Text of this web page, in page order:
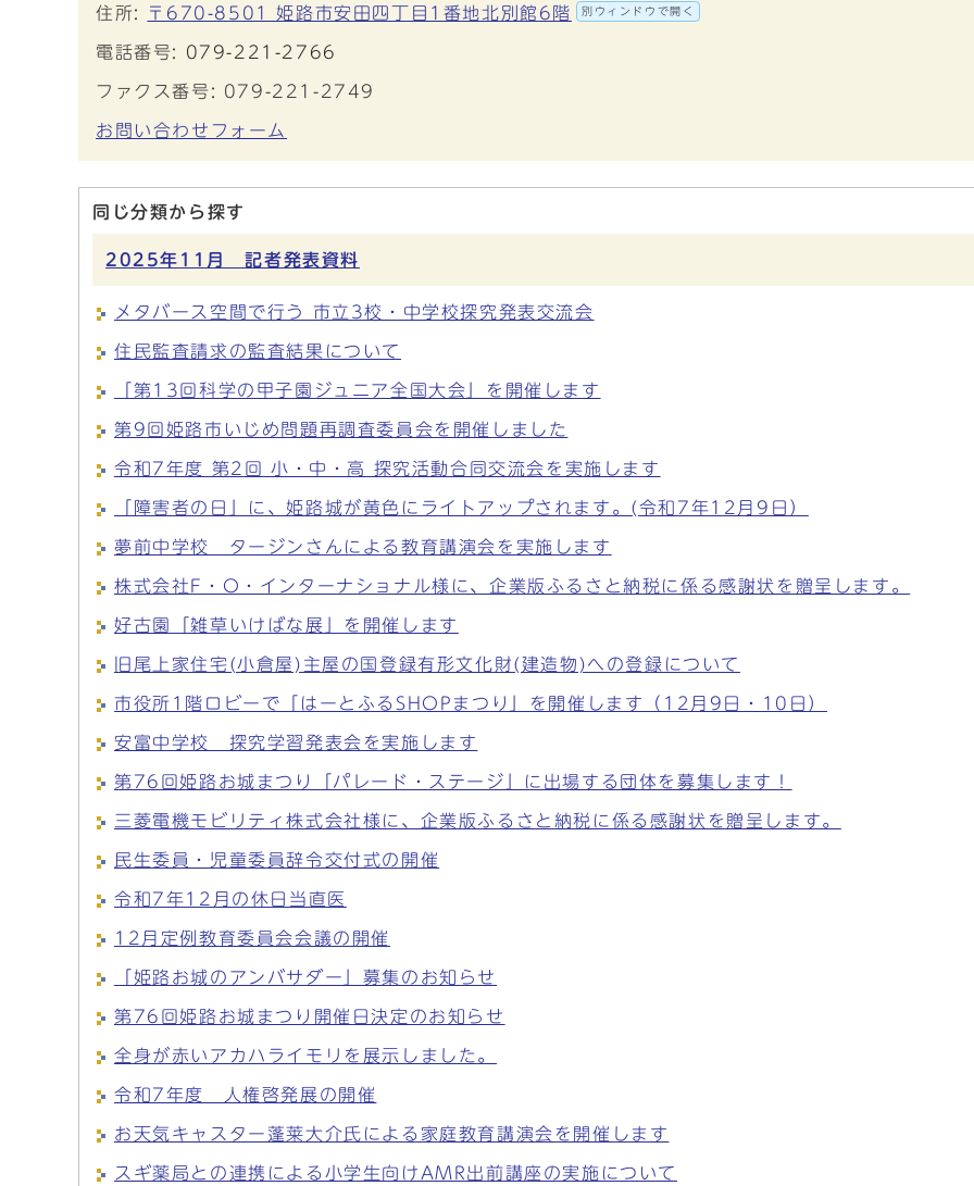
住所: 〒670-8501 姫路市安田四丁目1番地北別館6階 別ウィンドウで開く
電話番号: 079-221-2766
ファクス番号: 079-221-2749
お問い合わせフォーム
同じ分類から探す
2025年11月 記者発表資料
メタバース空間で行う 市立3校・中学校探究発表交流会
住民監査請求の監査結果について
「第13回科学の甲子園ジュニア全国大会」を開催します
第9回姫路市いじめ問題再調査委員会を開催しました
令和7年度 第2回 小・中・高 探究活動合同交流会を実施します
「障害者の日」に、姫路城が黄色にライトアップされます。(令和7年12月9日）
夢前中学校 タージンさんによる教育講演会を実施します
株式会社F・O・インターナショナル様に、企業版ふるさと納税に係る感謝状を贈呈します。
好古園「雑草いけばな展」を開催します
旧尾上家住宅(小倉屋)主屋の国登録有形文化財(建造物)への登録について
市役所1階ロビーで「はーとふるSHOPまつり」を開催します（12月9日・10日）
安富中学校 探究学習発表会を実施します
第76回姫路お城まつり「パレード・ステージ」に出場する団体を募集します！
三菱電機モビリティ株式会社様に、企業版ふるさと納税に係る感謝状を贈呈します。
民生委員・児童委員辞令交付式の開催
令和7年12月の休日当直医
12月定例教育委員会会議の開催
「姫路お城のアンバサダー」募集のお知らせ
第76回姫路お城まつり開催日決定のお知らせ
全身が赤いアカハライモリを展示しました。
令和7年度 人権啓発展の開催
お天気キャスター蓬莱大介氏による家庭教育講演会を開催します
スギ薬局との連携による小学生向けAMR出前講座の実施について